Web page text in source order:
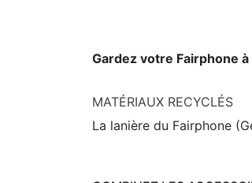
Gardez votre Fairphone
MATÉRIAUX RECYCLÉS
La lanière du Fairphone